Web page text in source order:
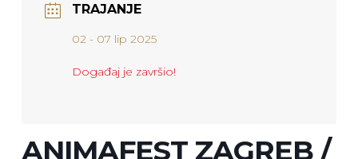
TRAJANJE
02 - 07 lip 2025
Događaj je završio!
ANIMAFEST ZAGREB /